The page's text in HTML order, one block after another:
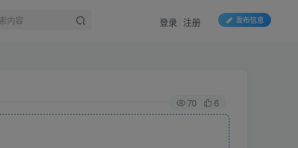
发布信息
登录 注册
70 6